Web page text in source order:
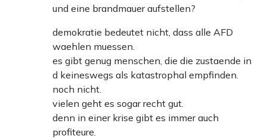
und eine brandmauer aufstellen?
demokratie bedeutet nicht, dass alle AFD
waehlen muessen.
es gibt genug menschen, die die zustaende in
d keineswegs als katastrophal empfinden.
noch nicht.
vielen geht es sogar recht gut.
denn in einer krise gibt es immer auch
profiteure.